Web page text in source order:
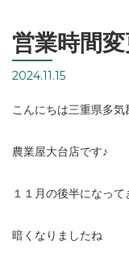
営業時間
2024.11.15
こんにちは三重県多
農業屋大台店です♪
１１月の後半になっ
暗くなりましたね